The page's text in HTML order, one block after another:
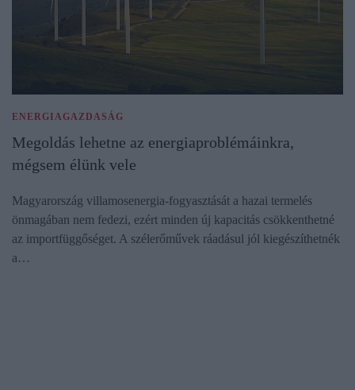
ENERGIAGAZDASÁG
Megoldás lehetne az energiaproblémáinkra,
mégsem élünk vele
Magyarország villamosenergia-fogyasztását a hazai termelés
önmagában nem fedezi, ezért minden új kapacitás csökkenthetné
az importfüggőséget. A szélerőművek ráadásul jól kiegészíthetnék
a…